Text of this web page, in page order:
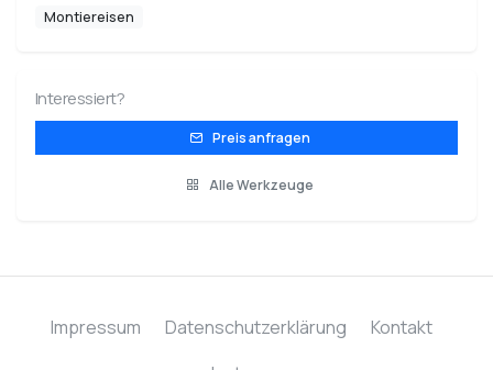
Montiereisen
Interessiert?
Preis anfragen
Alle Werkzeuge
Impressum Datenschutzerklärung
Kontakt